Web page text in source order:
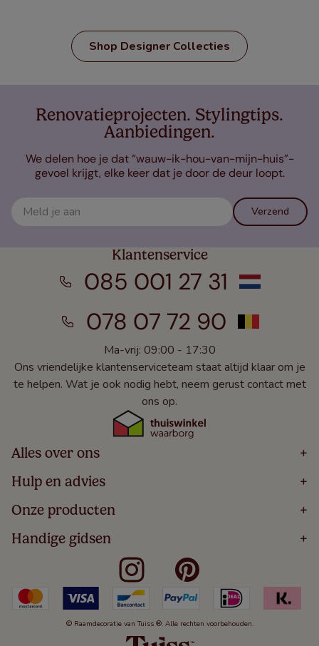
Shop Designer Collecties
Renovatieprojecten. Stylingtips.
Aanbiedingen.
We delen hoe je dat “wauw-ik-hou-van-mijn-huis”-
gevoel krijgt, elke keer dat je door de deur loopt.
Verzend
Klantenservice
085 001 27 31
078 07 72 90
Ma-vrij: 09:00 - 17:30
Ons vriendelijke klantenserviceteam staat altijd klaar om je
te helpen. Wat je ook nodig hebt, neem gerust contact met
ons op.
Alles over ons +
Home
Over
Bestellen
Winacties
Veelgestelde Vragen
Hulp en advies +
Volg Je Bestelling
Levering
5 Jaar Garantie
Algemene Voorwaarden
Kindveiligheid
Cookies
Herroepingsrecht
Onze producten +
Houten Jaloezieën
Rolgordijnen
Verticale Jaloezieën
Duo Rolgordijnen
Duo Plisségordijnen
Handige gidsen +
Meten Voor Raamdecoratie
Badkamer Raamdecoratie
Slaapkamer Raamdecoratie
Keuken Raamdecoratie
De Jaloezieën Gids
© Raamdecoratie van Tuiss ®. Alle rechten voorbehouden.